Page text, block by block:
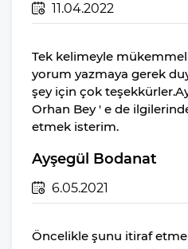
Fırın
Makinesi
İnternet
Wi-Fi Ev Genelinde
Mevcuttur Ve
Özel Havuz
11.04.2022
Tek kelimeyle
yorum yazmaya gerek
şey için çok
Orhan Bey ' e de
etmek isterim.
Ayşegül Bodanat
6.05.2021
Öncelikle şunu itiraf